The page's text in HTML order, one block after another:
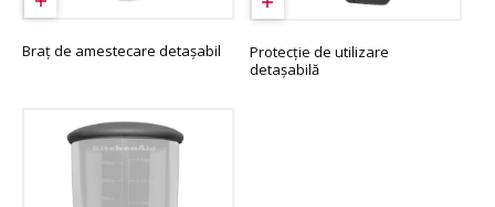
Braț de amestecare detașabil
Protecție de utilizare
detașabilă